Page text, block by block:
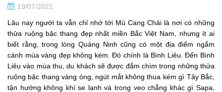
19/07/2021
Lâu nay người ta vẫn chỉ nhớ tới Mù Cang Chải là nơi có những
thửa ruộng bậc thang đẹp nhất miền Bắc Việt Nam, nhưng ít ai
biết rằng, trong lòng Quảng Ninh cũng có một địa điểm ngắm
cảnh mùa vàng đẹp không kém. Đó chính là Bình Liêu. Đến Bình
Liêu vào mùa thu, du khách sẽ được đắm chìm trong những thửa
ruộng bậc thang vàng óng, ngút mắt không thua kém gì Tây Bắc,
tận hưởng không khí se lạnh và trong veo chẳng khác gì Sapa,